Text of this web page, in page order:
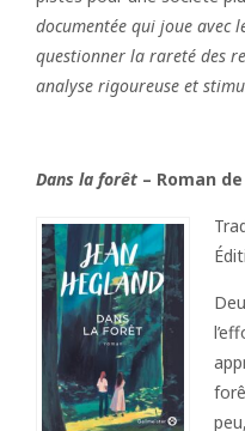
documentée qui joue avec
questionner la rareté des
analyse rigoureuse et
Dans la forêt – Roman